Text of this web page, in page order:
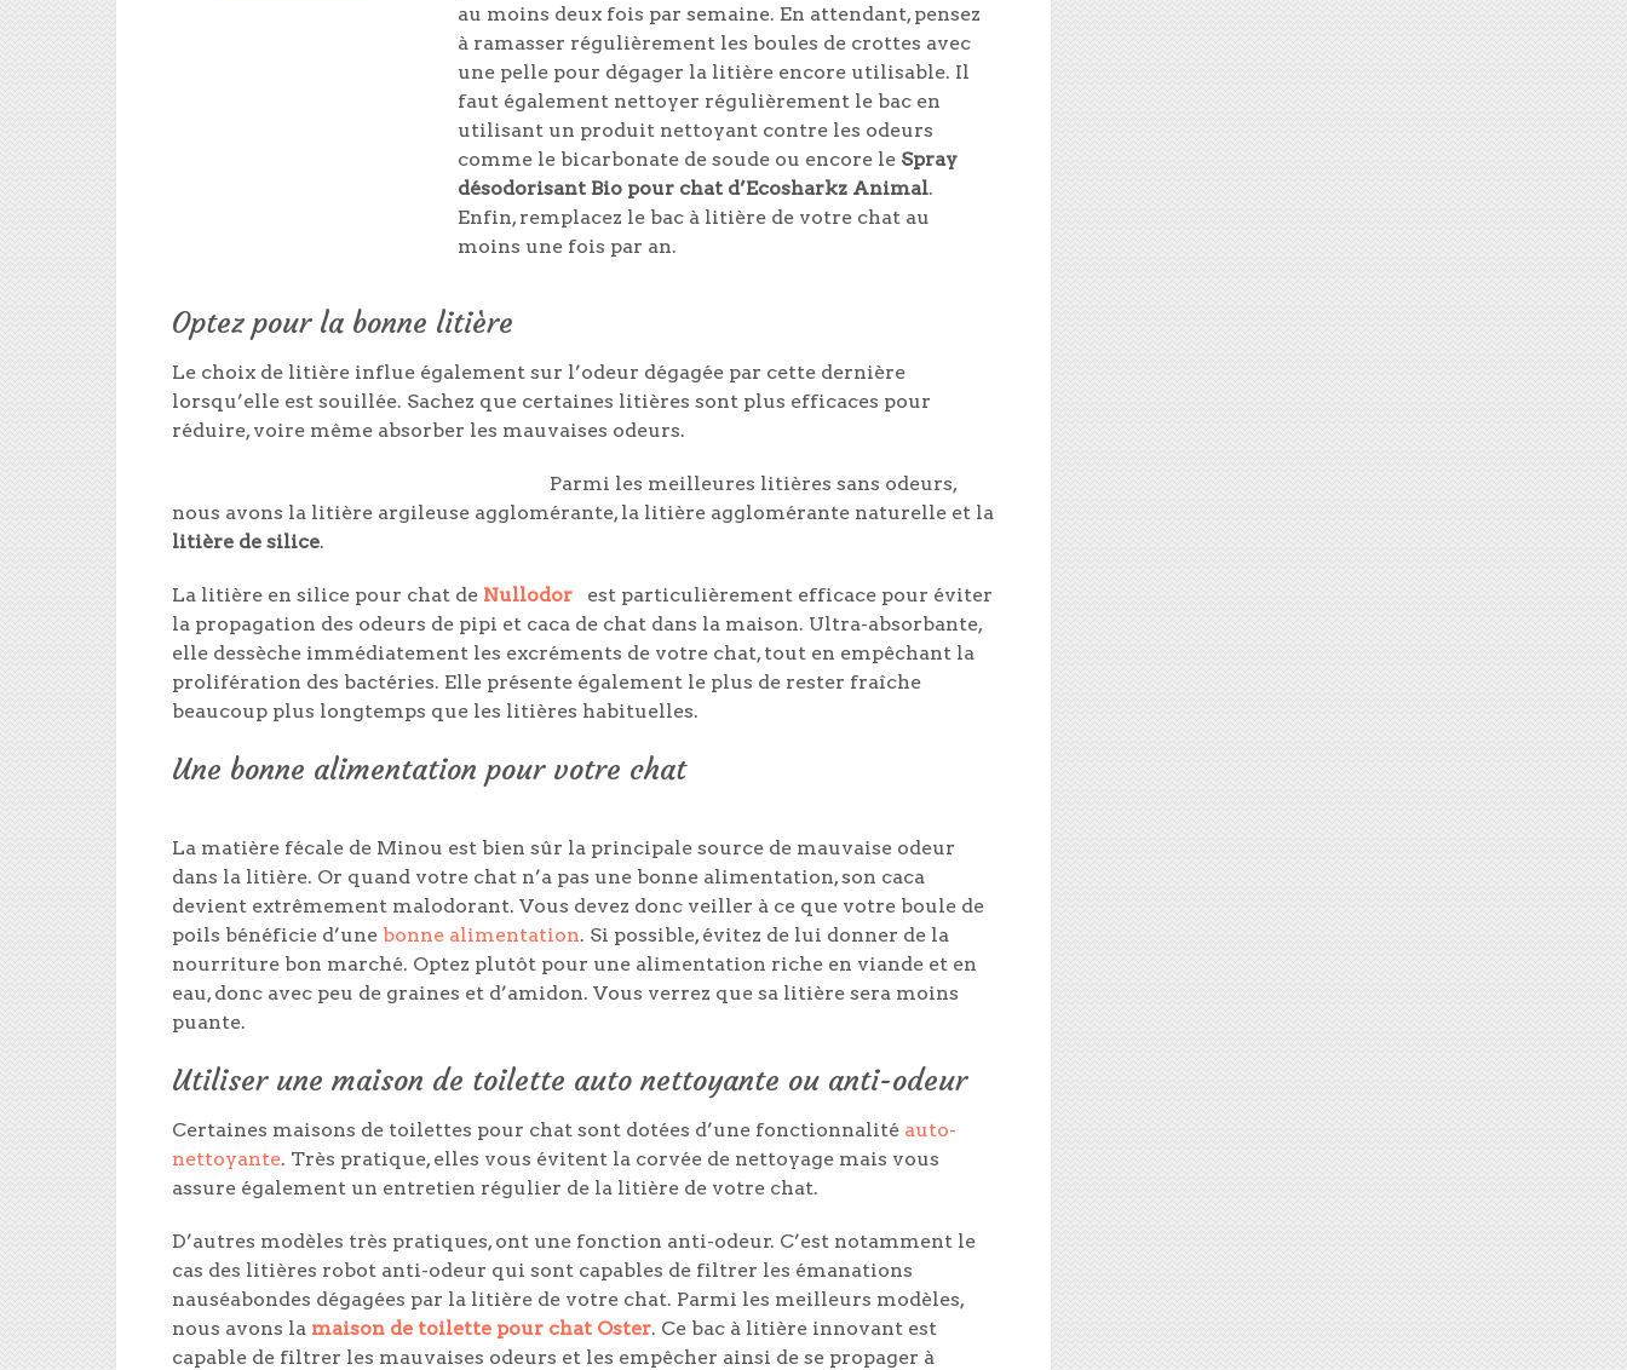
au moins deux fois par semaine. En attendant, pensez
à ramasser régulièrement les boules de crottes avec
une pelle pour dégager la litière encore utilisable. Il
faut également nettoyer régulièrement le bac en
utilisant un produit nettoyant contre les odeurs
comme le bicarbonate de soude ou encore le Spray
désodorisant Bio pour chat d’Ecosharkz Animal.
Enfin, remplacez le bac à litière de votre chat au
moins une fois par an.
Optez pour la bonne litière
Le choix de litière influe également sur l’odeur dégagée par cette dernière
lorsqu’elle est souillée. Sachez que certaines litières sont plus efficaces pour
réduire, voire même absorber les mauvaises odeurs.
Parmi les meilleures litières sans odeurs,
nous avons la litière argileuse agglomérante, la litière agglomérante naturelle et la
litière de silice.
La litière en silice pour chat de Nullodor est particulièrement efficace pour éviter
la propagation des odeurs de pipi et caca de chat dans la maison. Ultra-absorbante,
elle dessèche immédiatement les excréments de votre chat, tout en empêchant la
prolifération des bactéries. Elle présente également le plus de rester fraîche
beaucoup plus longtemps que les litières habituelles.
Une bonne alimentation pour votre chat
La matière fécale de Minou est bien sûr la principale source de mauvaise odeur
dans la litière. Or quand votre chat n’a pas une bonne alimentation, son caca
devient extrêmement malodorant. Vous devez donc veiller à ce que votre boule de
poils bénéficie d’une bonne alimentation. Si possible, évitez de lui donner de la
nourriture bon marché. Optez plutôt pour une alimentation riche en viande et en
eau, donc avec peu de graines et d’amidon. Vous verrez que sa litière sera moins
puante.
Utiliser une maison de toilette auto nettoyante ou anti-odeur
Certaines maisons de toilettes pour chat sont dotées d’une fonctionnalité auto-
nettoyante. Très pratique, elles vous évitent la corvée de nettoyage mais vous
assure également un entretien régulier de la litière de votre chat.
D’autres modèles très pratiques, ont une fonction anti-odeur. C’est notamment le
cas des litières robot anti-odeur qui sont capables de filtrer les émanations
nauséabondes dégagées par la litière de votre chat. Parmi les meilleurs modèles,
nous avons la maison de toilette pour chat Oster. Ce bac à litière innovant est
capable de filtrer les mauvaises odeurs et les empêcher ainsi de se propager à